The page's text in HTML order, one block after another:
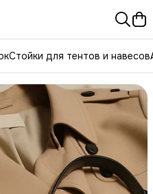
Стойки для тентов и навесов